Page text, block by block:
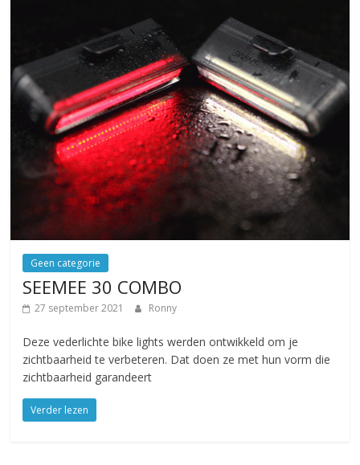
Geen categorie
SEEMEE 30 COMBO
27 september 2021 Ronny
Deze vederlichte bike lights werden ontwikkeld om je
zichtbaarheid te verbeteren. Dat doen ze met hun vorm die
zichtbaarheid garandeert
Verder lezen